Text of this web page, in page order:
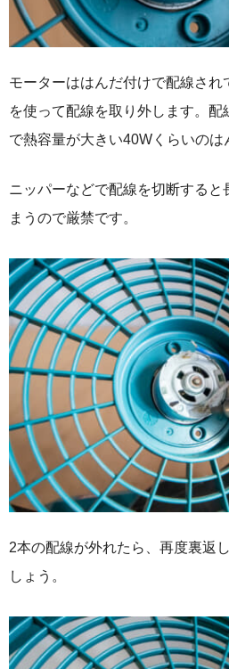
モーターははんだ付けで配線され
を使って配線を取り外します。
で熱容量が大きい40Wくらいのは
ニッパーなどで配線を切断すると
まうので厳禁です。
2本の配線が外れたら、再度裏返
しょう。